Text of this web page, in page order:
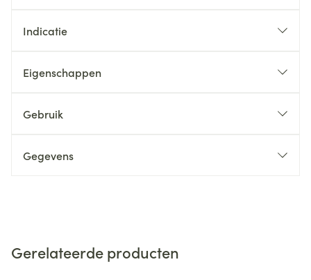
Indicatie
Eigenschappen
Gebruik
Gegevens
Gerelateerde producten